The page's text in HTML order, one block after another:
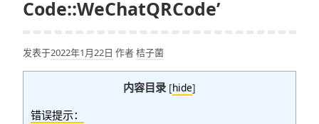
Code::WeChatQRCode’
发表于2022年1月22日 作者桔子菌
内容目录 [hide]
错误提示：